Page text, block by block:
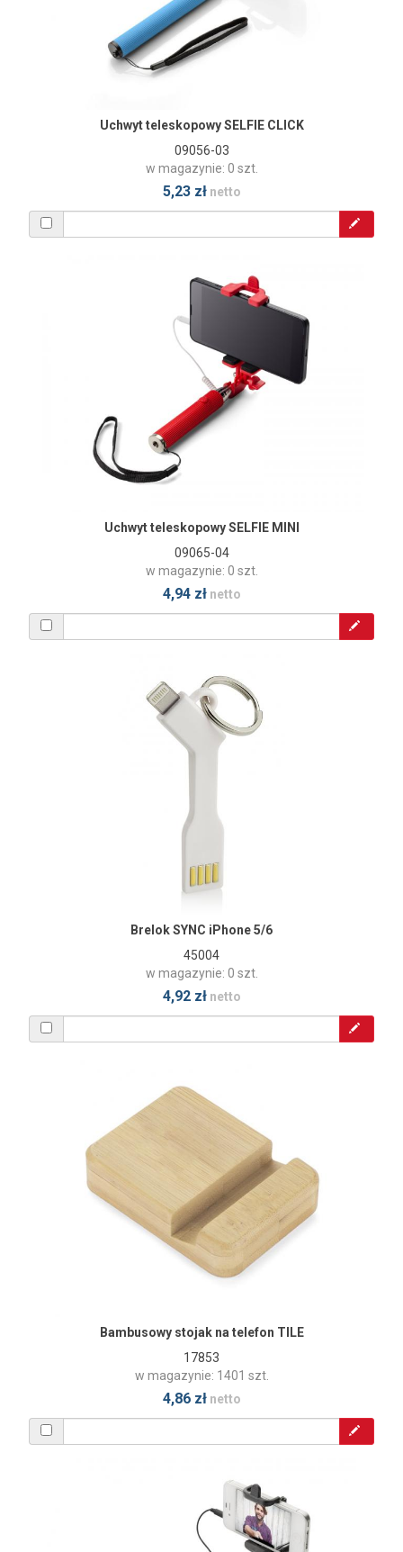
Uchwyt teleskopowy SELFIE CLICK
09056-03
w magazynie: 0 szt.
5,23 złnetto
Uchwyt teleskopowy SELFIE MINI
09065-04
w magazynie: 0 szt.
4,94 złnetto
Brelok SYNC iPhone 5/6
45004
w magazynie: 0 szt.
4,92 złnetto
Bambusowy stojak na telefon TILE
17853
w magazynie: 1401 szt.
4,86 złnetto